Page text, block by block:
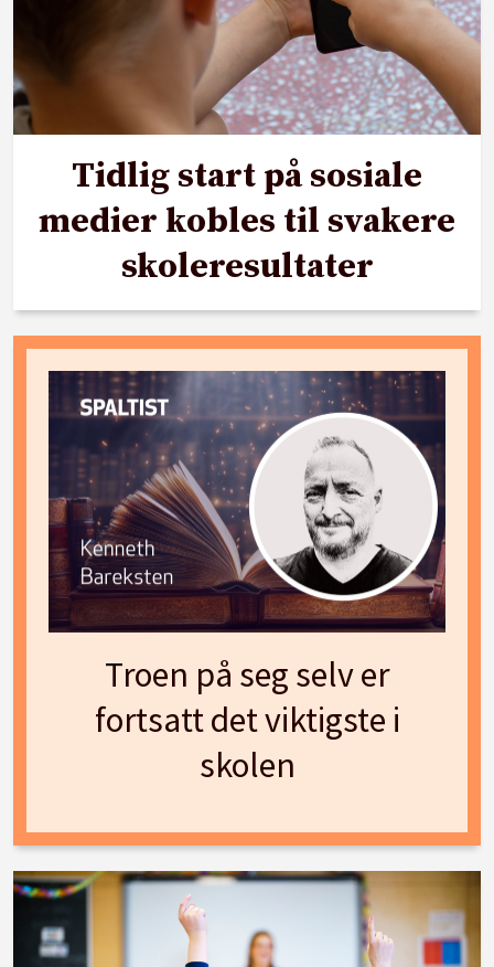
Tidlig start på sosiale
medier kobles til svakere
skoleresultater
Troen på seg selv er
fortsatt det viktigste i
skolen